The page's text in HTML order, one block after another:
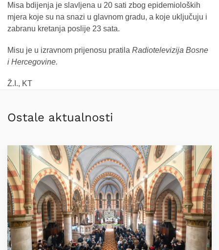
Misa bdijenja je slavljena u 20 sati zbog epidemioloških
mjera koje su na snazi u glavnom gradu, a koje uključuju i
zabranu kretanja poslije 23 sata.
Misu je u izravnom prijenosu pratila Radiotelevizija Bosne
i Hercegovine.
Ž.I., KT
Ostale aktualnosti